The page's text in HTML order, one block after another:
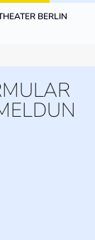
BERLIN